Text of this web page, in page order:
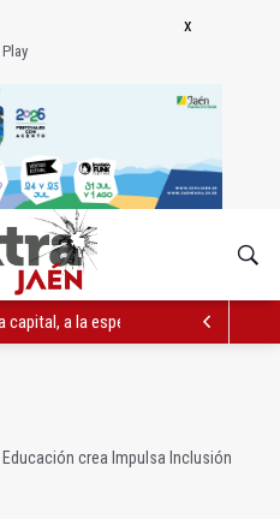
capital, a la espera de que se restaure
Educación crea Impulsa Inclusión